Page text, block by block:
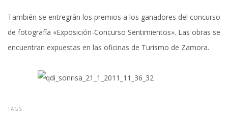
También se entregrán los premios a los ganadores del concurso
de fotografía «Exposición-Concurso Sentimientos». Las obras se
encuentran expuestas en las oficinas de Turismo de Zamora.
TAGS: